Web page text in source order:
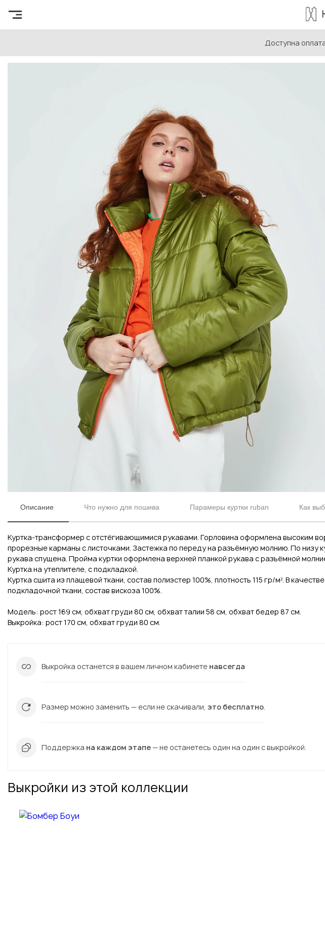
Доступна
Выкройки для подростков /
Описание Что нужно для пошива Парамеры куртки ruban Как
Куртка-трансформер с отстёгивающимися рукавами. Горловина оформлена высоким
прорезные карманы с листочками. Застежка по переду на разъёмную молнию. По низу
рукава спущена. Пройма куртки оформлена верхней планкой рукава с разъёмной
Куртка на утеплителе, с подкладкой.
Куртка сшита из плащевой ткани, состав полиэстер 100%, плотность 115 гр/м². В
подкладочной ткани, состав вискоза 100%.
Модель: рост 169 см, обхват груди 80 см, обхват талии 58 см, обхват бедер 87 см.
Выкройка: рост 170 см, обхват груди 80 см.
Вконтакте Инстаграм
Выкройка останется в вашем личном кабинете навсегда
Размер можно заменить — если не скачивали, это бесплатно
Поддержка на каждом этапе — не останетесь один на один с выкройкой.
Выкройки из этой коллекции